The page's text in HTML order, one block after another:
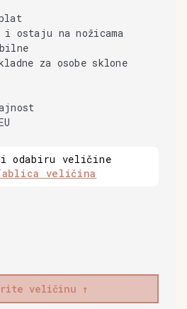
ostaju na nožicama
za osobe sklone
odabiru veličine
veličina
veličinu